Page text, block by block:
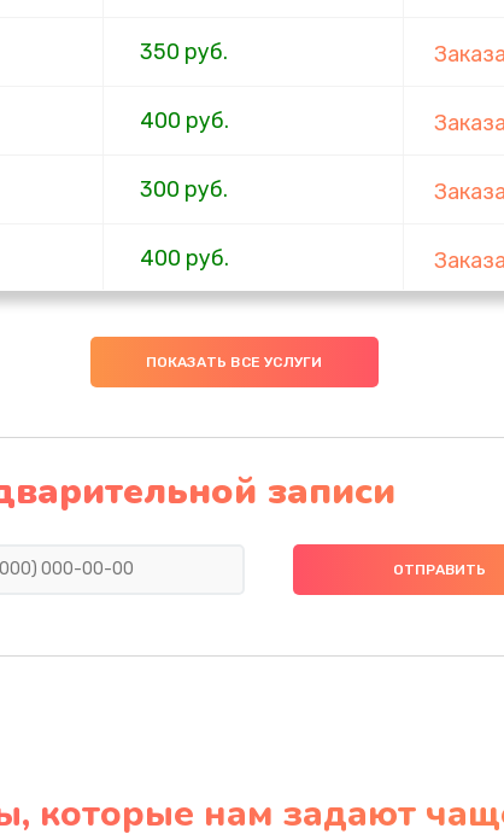
350 руб.
400 руб.
300 руб.
400 руб.
450 руб.
ПОКАЗАТЬ ВСЕ УСЛУГИ
записи
которые нам задают